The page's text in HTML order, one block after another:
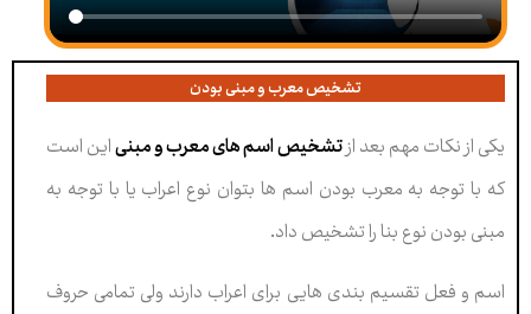
تشخیص معرب و مبنی بودن
یکی از نکات مهم بعد ازتشخیص اسم های معرب و مبنیاین است
که با توجه به معرب بودن اسم ها بتوان نوع اعراب یا با توجه به
مبنی بودن نوع بنا را تشخیص داد.
اسم و فعل تقسیم بندی هایی برای اعراب دارند ولی تمامی حروف